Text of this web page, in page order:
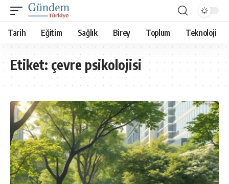
Tarih Eğitim Sağlık Birey Toplum Teknoloji
Etiket:çevre psikolojisi